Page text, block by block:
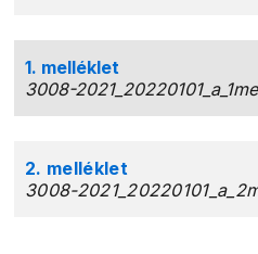
1. melléklet
3008-
2. melléklet
3008-